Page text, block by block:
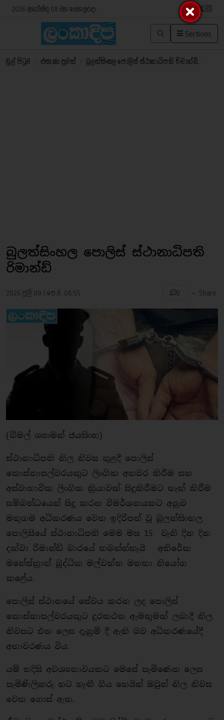
2026 අගෝස්තු 08 වන සෙනසුරාදා
Sections
මුල් පිටුව එසැණ පුවත් බුලත්සිංහල පොලිස් ස්ථානාධිපති රිමාන්ඩ්..
බුලත්සිංහල පොලිස් ස්ථානාධිපති
රිමාන්ඩ්
2026 ජූලි 09 | පෙ.ව. 06:55 2 - Share
(බිමල් ශ්‍යාමන් ජයසිංහ)
ස්ථානාධිපති නිල නිවස තුළදී පොලිස්
කොස්තාපල්වරයකුට ලිංගික අතවර කිරීම සහ
අස්වාභාවික ලිංගික ක්‍රියාවක් සිදුකිරීමට තැත් කිරීම
සම්බන්ධයෙන් සිදු කරන විමර්ශනයකට අනුව
මතුගම අධිකරණය වෙත ඉදිරිපත් වූ බුලත්සිංහල
පොලිසියේ ස්ථානාධිපති මෙම මස 15 වැනි දින දින
දක්වා රිමාන්ඩ් බාරයේ තබන්න්නැයි අතිරේක
මහේස්ත්‍රාත් බුද්ධික මල්වත්ත මහතා නියෝග
කළේය.
පොලිස් ස්ථානයේ සේවය කරන ලද පොලිස්
කොස්තාපල්වරයකුට දුරකථන ඇමතුමක් ලබාදී නිල
නිවසට එන ලෙස දැනුම් දී ඇති බව අධිකරණයේදී
අනාවරණය විය.
යම් හදිසි අවශ්‍යතාවයකට මෙසේ පැමිණෙන ලෙස
පැමිණිලිකරු හට හැඟී ගිය හෙයින් ඔවුන් නිල නිවස
වෙත ගොස් ඇත.